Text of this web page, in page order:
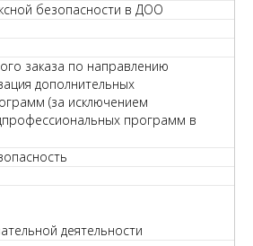
безопасности в ДОО
заказа по направлению
дополнительных
(за исключением
программ в
деятельности